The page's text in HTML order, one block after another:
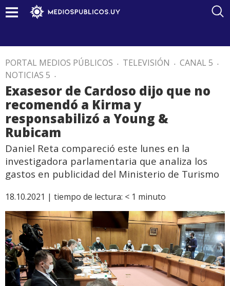
PORTAL MEDIOS PÚBLICOS . TELEVISIÓN . CANAL 5 .
NOTICIAS 5 .
Exasesor de Cardoso dijo que no
recomendó a Kirma y
responsabilizó a Young &
Rubicam
Daniel Reta compareció este lunes en la
investigadora parlamentaria que analiza los
gastos en publicidad del Ministerio de Turismo
18.10.2021 | tiempo de lectura: < 1 minuto